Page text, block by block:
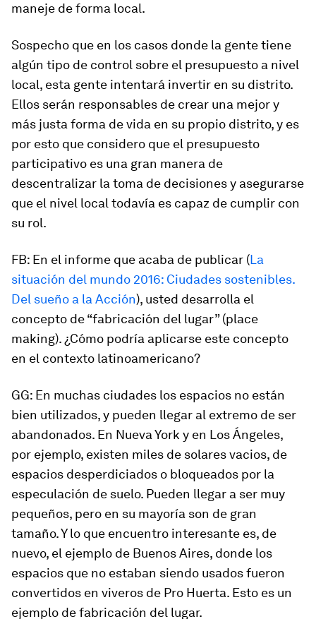
maneje de forma local.
Sospecho que en los casos donde la gente tiene
algún tipo de control sobre el presupuesto a nivel
local, esta gente intentará invertir en su distrito.
Ellos serán responsables de crear una mejor y
más justa forma de vida en su propio distrito, y es
por esto que considero que el presupuesto
participativo es una gran manera de
descentralizar la toma de decisiones y asegurarse
que el nivel local todavía es capaz de cumplir con
su rol.
FB: En el informe que acaba de publicar (La
situación del mundo 2016: Ciudades sostenibles.
Del sueño a la Acción), usted desarrolla el
concepto de “fabricación del lugar” (place
making). ¿Cómo podría aplicarse este concepto
en el contexto latinoamericano?
GG: En muchas ciudades los espacios no están
bien utilizados, y pueden llegar al extremo de ser
abandonados. En Nueva York y en Los Ángeles,
por ejemplo, existen miles de solares vacios, de
espacios desperdiciados o bloqueados por la
especulación de suelo. Pueden llegar a ser muy
pequeños, pero en su mayoría son de gran
tamaño. Y lo que encuentro interesante es, de
nuevo, el ejemplo de Buenos Aires, donde los
espacios que no estaban siendo usados fueron
convertidos en viveros de Pro Huerta. Esto es un
ejemplo defabricación del lugar.